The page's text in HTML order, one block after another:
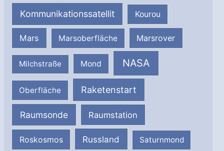
Kommunikationssatellit Kourou
Mars Marsoberfläche Marsrover
Milchstraße Mond NASA
Oberfläche Raketenstart
Raumsonde Raumstation
Roskosmos Russland Saturnmond